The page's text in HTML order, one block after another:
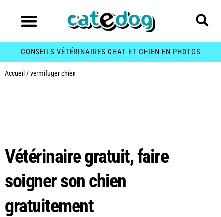
CONSEILS VÉTÉRINAIRES CHAT ET CHIEN EN PHOTOS
Accueil /vermifuger chien
Vétérinaire gratuit, faire
soigner son chien
gratuitement